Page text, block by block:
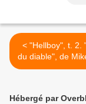
< "Hellboy", t. 2. "Au nom
du diable", de
Hébergé par